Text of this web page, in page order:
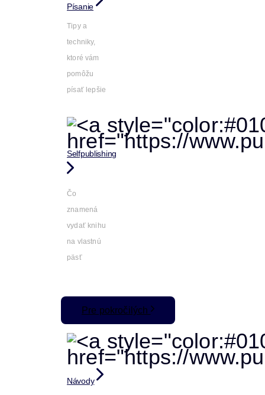
Písanie
Tipy a
techniky,
ktoré vám
pomôžu
písať lepšie
Selfpublishing
Čo
znamená
vydať knihu
na vlastnú
päsť
Pre pokročilých
Návody